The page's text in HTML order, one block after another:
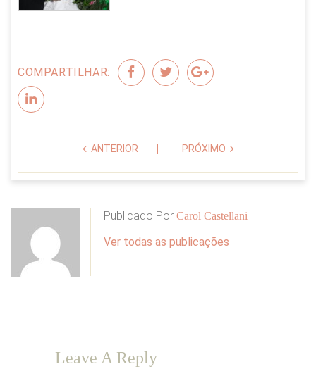
COMPARTILHAR:
ANTERIOR PRÓXIMO
Publicado Por Carol Castellani
Ver todas as publicações
Leave A Reply